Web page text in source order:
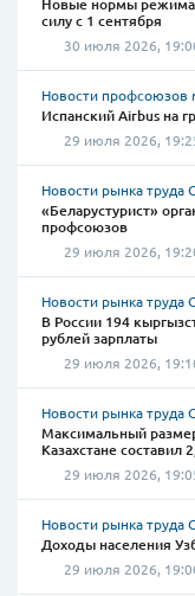
Новые нормы режима
силу с 1 сентября
30 июля 2026,
Новости профсоюзов
Испанский Airbus на
29 июля 2026,
Новости рынка труда
«Беларустурист»
профсоюзов
29 июля 2026,
Новости рынка труда
В России 194
рублей зарплаты
29 июля 2026,
Новости рынка труда
Максимальный
Казахстане составил
29 июля 2026,
Новости рынка труда
Доходы населения
29 июля 2026,